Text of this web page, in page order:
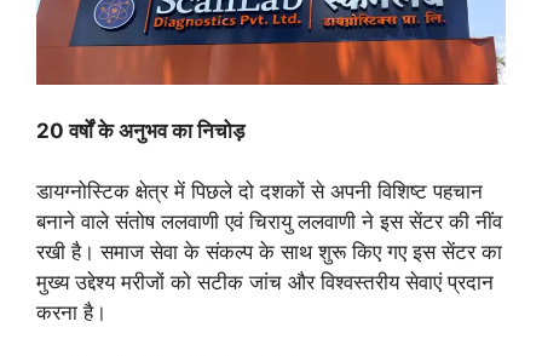
20 वर्षों के अनुभव का निचोड़
डायग्नोस्टिक क्षेत्र में पिछले दो दशकों से अपनी विशिष्ट पहचान
बनाने वाले संतोष ललवाणी एवं चिरायु ललवाणी ने इस सेंटर की नींव
रखी है। समाज सेवा के संकल्प के साथ शुरू किए गए इस सेंटर का
मुख्य उद्देश्य मरीजों को सटीक जांच और विश्वस्तरीय सेवाएं प्रदान
करना है।